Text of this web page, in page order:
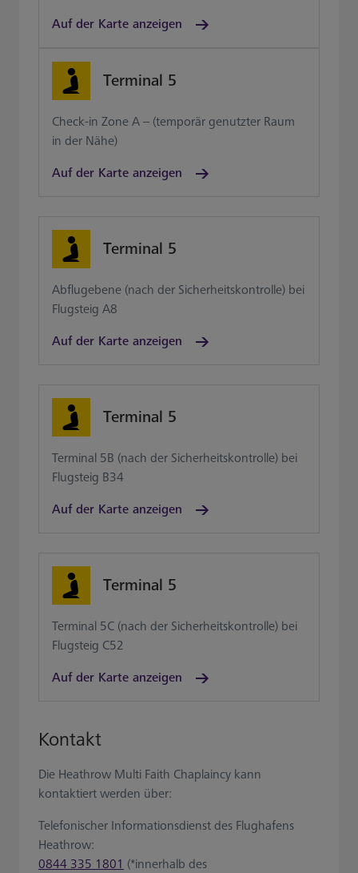
Auf der Karte anzeigen
Terminal 5
Check-in Zone A – (temporär genutzter Raum
in der Nähe)
Auf der Karte anzeigen
Terminal 5
Abflugebene (nach der Sicherheitskontrolle) bei
Flugsteig A8
Auf der Karte anzeigen
Terminal 5
Terminal 5B (nach der Sicherheitskontrolle) bei
Flugsteig B34
Auf der Karte anzeigen
Terminal 5
Terminal 5C (nach der Sicherheitskontrolle) bei
Flugsteig C52
Auf der Karte anzeigen
Kontakt
Die Heathrow Multi Faith Chaplaincy kann
kontaktiert werden über:
Telefonischer Informationsdienst des Flughafens
Heathrow:
0844 335 1801 (*innerhalb des